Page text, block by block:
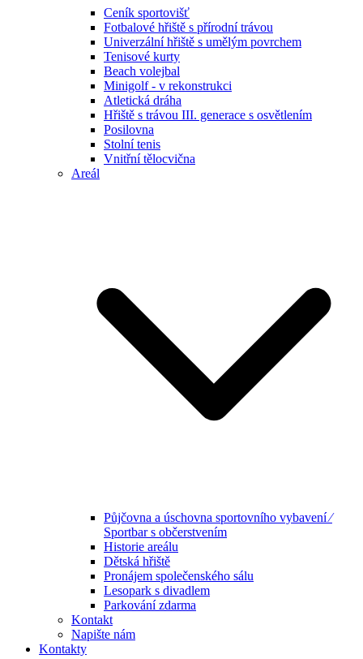
Ceník sportovišť
Fotbalové hřiště s přírodní trávou
Univerzální hřiště s umělým povrchem
Tenisové kurty
Beach volejbal
Minigolf - v rekonstrukci
Atletická dráha
Hřiště s trávou III. generace s osvětlením
Posilovna
Stolní tenis
Vnitřní tělocvična
Areál
Půjčovna a úschovna sportovního vybavení ⁄
Sportbar s občerstvením
Historie areálu
Dětská hřiště
Pronájem společenského sálu
Lesopark s divadlem
Parkování zdarma
Kontakt
Napište nám
Kontakty